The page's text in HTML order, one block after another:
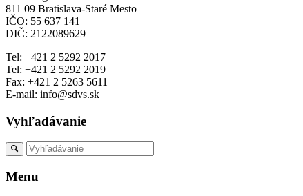
811 09 Bratislava-Staré Mesto
IČO: 55 637 141
DIČ: 2122089629
Tel: +421 2 5292 2017
Tel: +421 2 5292 2019
Fax: +421 2 5263 5611
E-mail: info@sdvs.sk
Vyhľadávanie
Menu